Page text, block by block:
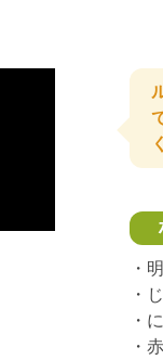
・
・
・
・